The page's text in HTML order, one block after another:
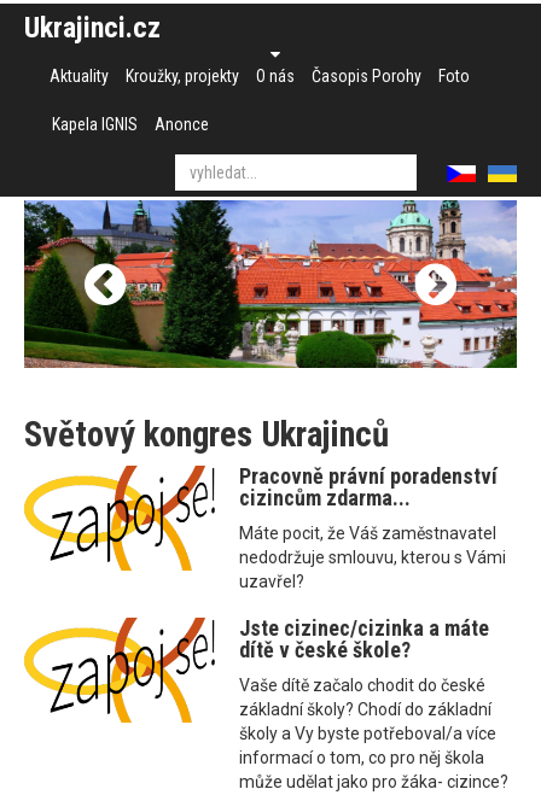
Ukrajinci.cz
Aktuality Kroužky, projekty O nás Časopis Porohy Foto
Kapela IGNIS Anonce
Světový kongres Ukrajinců
Pracovně právní poradenství
cizincům zdarma...
Máte pocit, že Váš zaměstnavatel
nedodržuje smlouvu, kterou s Vámi
uzavřel?
Jste cizinec/cizinka a máte
dítě v české škole?
Vaše dítě začalo chodit do české
základní školy? Chodí do základní
školy a Vy byste potřeboval/a více
informací o tom, co pro něj škola
může udělat jako pro žáka- cizince?